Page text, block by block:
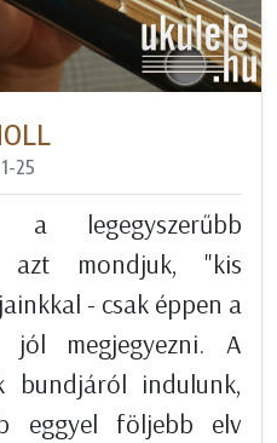
25
legegyszerűbb
azt mondjuk, "kis
- csak éppen a
megjegyezni. A
bundjáról indulunk,
eggyel följebb elv